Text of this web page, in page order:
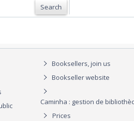
Search
Booksellers, join us
Bookseller website
Caminha : gestion de
Prices